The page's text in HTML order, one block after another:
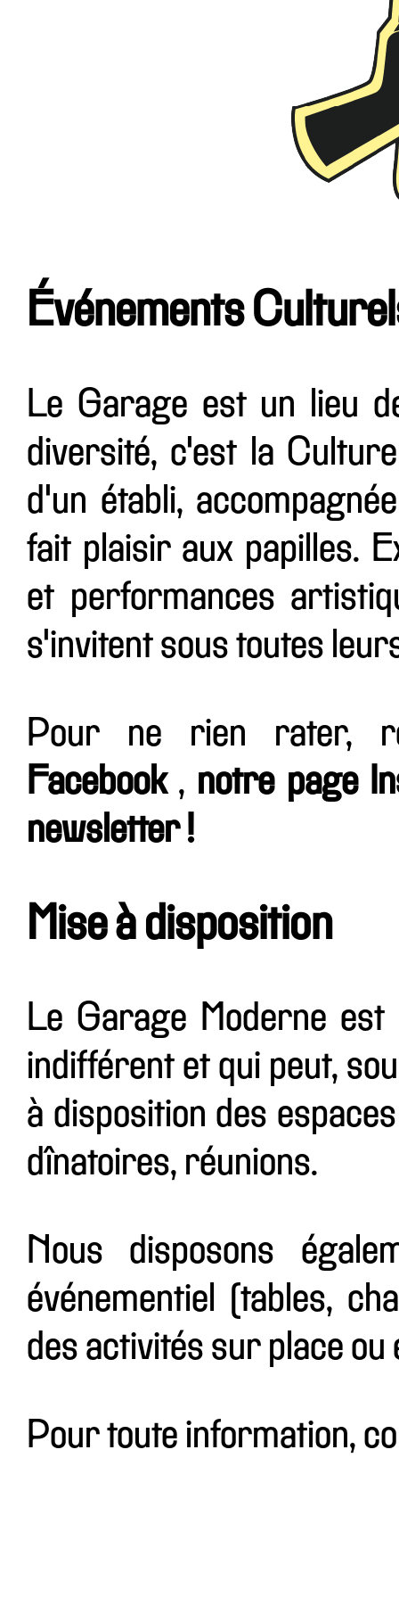
Événements
Le Garage est un lieu
diversité, c'est la
d'un établi,
fait plaisir aux papilles.
et performances
s'invitent sous toutes
Pour ne rien rater,
Facebook , notre page
newsletter !
Mise à disposition
Le Garage Moderne
indifférent et qui peut,
à disposition des
dînatoires, réunions.
Nous disposons
événementiel (tables,
des activités sur place
Pour toute information,